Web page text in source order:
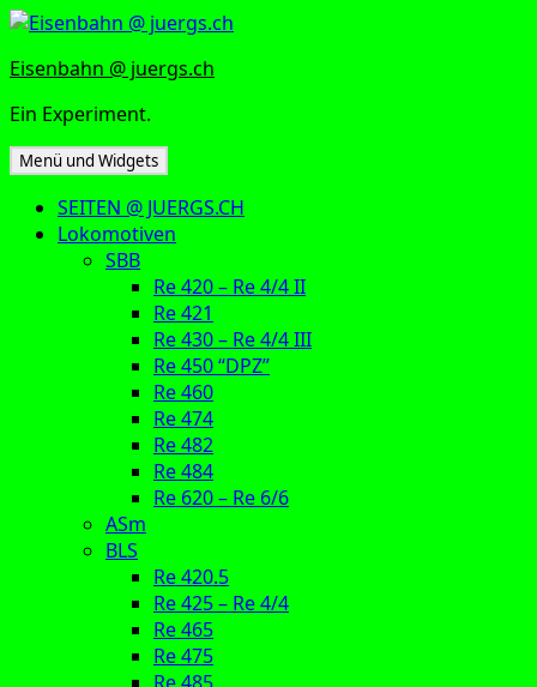
Zum
springen
Eisenbahn @ juergs.ch
Ein Experiment.
Menü und Widgets
SEITEN @ JUERGS.CH
Lokomotiven
SBB
Re 420 – Re 4/4 II
Re 421
Re 430 – Re 4/4 III
Re 450 “DPZ”
Re 460
Re 474
Re 482
Re 484
Re 620 – Re 6/6
ASm
BLS
Re 420.5
Re 425 – Re 4/4
Re 465
Re 475